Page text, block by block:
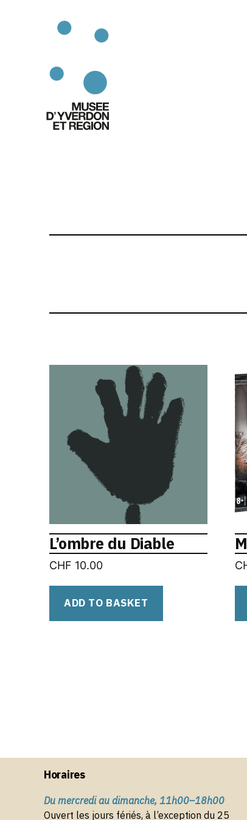
L’ombre du Diable
CHF 10.00
ADD TO BASKET
Horaires
Du mercredi au dimanche, 11h00–18h00
Ouvert les jours fériés, à l’exception du 25